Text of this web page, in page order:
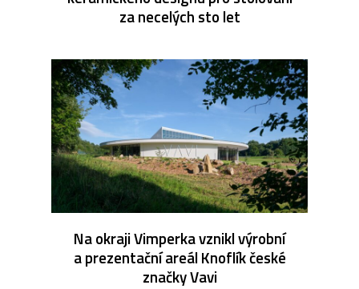
za necelých sto let
Na okraji Vimperka vznikl výrobní
a prezentační areál Knoflík české
značky Vavi